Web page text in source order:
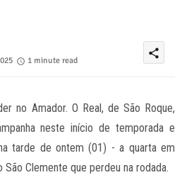
1 minute read
share
no Amador. O Real, de São Roque,
neste início de temporada e
tarde de ontem (01) - a quarta em
Clemente que perdeu na rodada.